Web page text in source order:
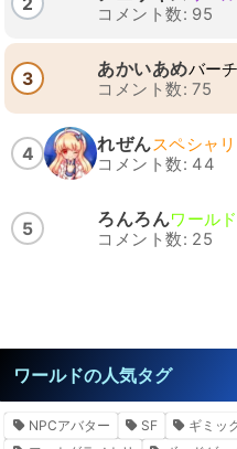
コメント数: 95
3 あかいあめバー
コメント数: 75
4 れぜんスペシャ
コメント数: 44
5 ろんろんワール
コメント数: 25
ワールドの人気タグ
NPCアバター SF ギミッ